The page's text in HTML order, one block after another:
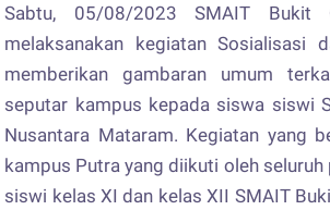
Sabtu, 05/08/2023 SMAIT Bukit
melaksanakan kegiatan Sosialisasi
memberikan gambaran umum
seputar kampus kepada siswa siswi
Nusantara Mataram. Kegiatan yang
kampus Putra yang diikuti oleh
siswi kelas XI dan kelas XII SMAIT